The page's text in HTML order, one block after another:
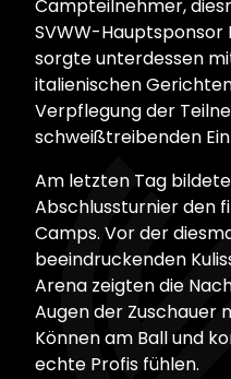
Campteilnehmer,
SVWW-Hauptsponsor
sorgte unterdessen
italienischen
Verpflegung der
schweißtreibenden
Am letzten Tag
Abschlussturnier den
Camps. Vor der
beeindruckenden
Arena zeigten die
Augen der Zuschauer
Können am Ball und
echte Profis fühlen.